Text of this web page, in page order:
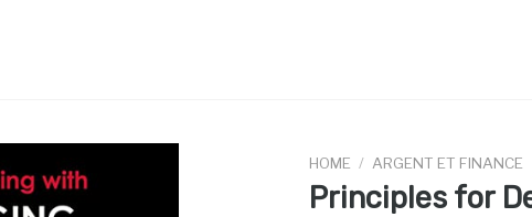
HOME / ARGENT ET FINANCE
Principles for